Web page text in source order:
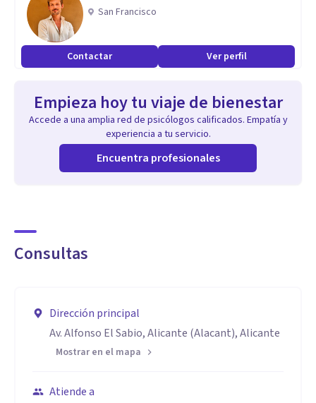
bisexuales, transexuales que necesitan ayuda especializada
para realizar la plena aceptación de sí mismos, cuando
tienen dificultades en el proceso de comunicar a su entorno
su opción sexual o en cualquier otro aspecto relacionado
También utilizo método terapéutico EMDR que es un
método terapéutico innovador que acelera el tratamiento
de un amplio rango de patologías de origen psicológico.
San Francisco
Contactar Ver perfil
Empieza hoy tu viaje de bienestar
Accede a una amplia red de psicólogos calificados. Empatía y
experiencia a tu servicio.
Encuentra profesionales
Consultas
Dirección principal
Av. Alfonso El Sabio, Alicante (Alacant), Alicante
Mostrar en el mapa
Atiende a